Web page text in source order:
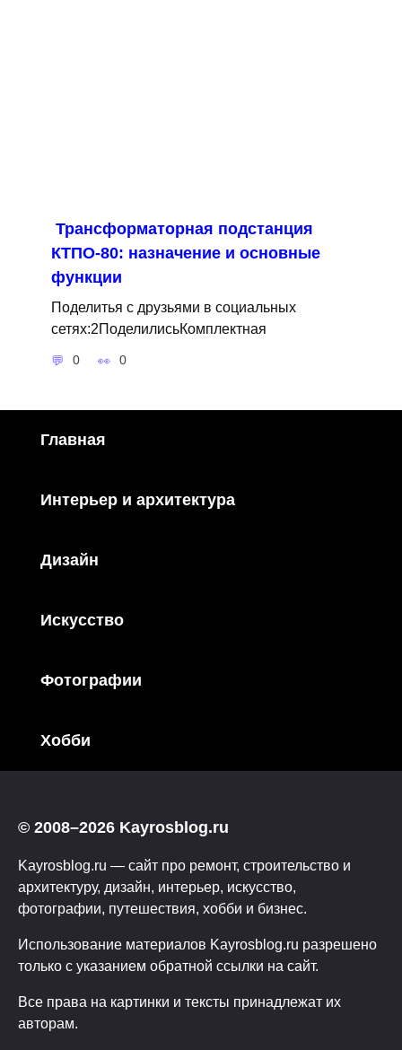
Трансформаторная подстанция
КТПО-80: назначение и основные
функции
Поделитья с друзьями в социальных
сетях:2ПоделилисьКомплектная
0 0
Главная
Интерьер и архитектура
Дизайн
Искусство
Фотографии
Хобби
© 2008–2026 Kayrosblog.ru
Kayrosblog.ru — сайт про ремонт, строительство и
архитектуру, дизайн, интерьер, искусство,
фотографии, путешествия, хобби и бизнес.
Использование материалов Kayrosblog.ru разрешено
только с указанием обратной ссылки на сайт.
Все права на картинки и тексты принадлежат их
авторам.